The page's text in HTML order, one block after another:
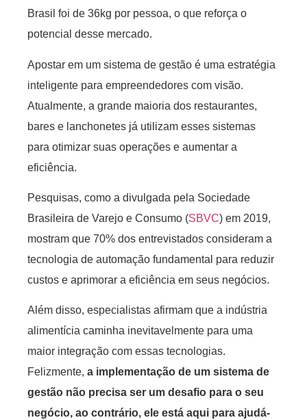
Brasil foi de 36kg por pessoa, o que reforça o
potencial desse mercado.
Apostar em um sistema de gestão é uma estratégia
inteligente para empreendedores com visão.
Atualmente, a grande maioria dos restaurantes,
bares e lanchonetes já utilizam esses sistemas
para otimizar suas operações e aumentar a
eficiência.
Pesquisas, como a divulgada pela Sociedade
Brasileira de Varejo e Consumo (SBVC) em 2019,
mostram que 70% dos entrevistados consideram a
tecnologia de automação fundamental para reduzir
custos e aprimorar a eficiência em seus negócios.
Além disso, especialistas afirmam que a indústria
alimentícia caminha inevitavelmente para uma
maior integração com essas tecnologias.
Felizmente, a implementação de um sistema de
gestão não precisa ser um desafio para o seu
negócio, ao contrário, ele está aqui para ajudá-